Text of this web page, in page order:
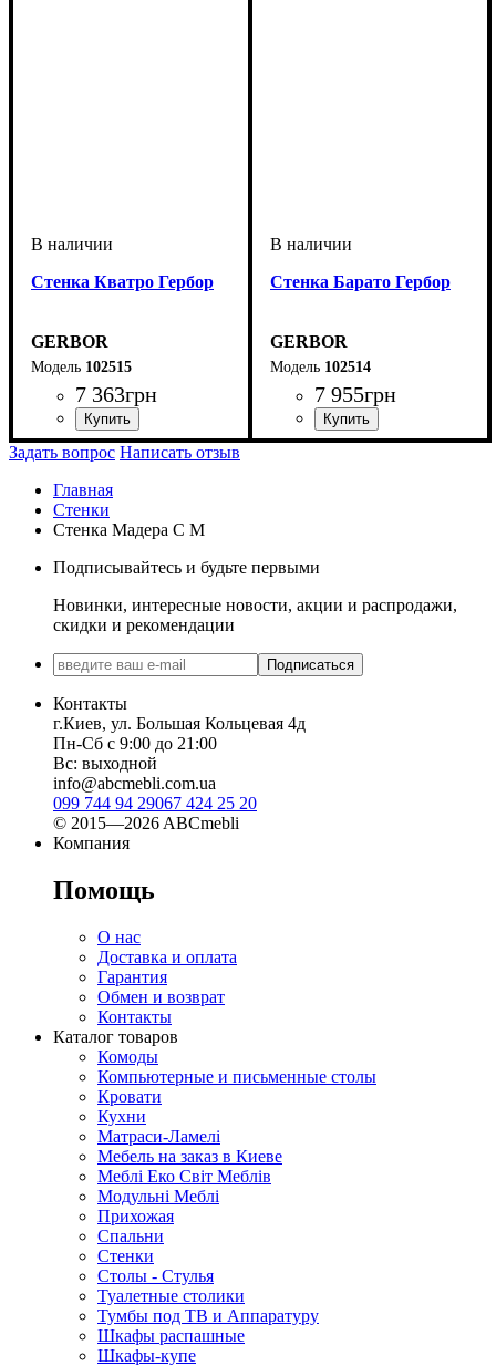
Стенка Кватро Гербор
GERBOR
102515
7 363грн
ширина, мм: 2000
высота, мм: 1780
глубина, мм: 410
Стенка Барато Гербор
GERBOR
102514
7 955грн
ширина, мм: 2400
высота, мм: 1700
глубина, мм: 400
Задать вопрос Написать отзыв
Главная
Стенки
Стенка Мадера С М
Подписывайтесь и будьте первыми
Новинки, интересные новости, акции и распродажи,
скидки и рекомендации
Подписаться
Контакты
г.Киев, ул. Большая Кольцевая 4д
Пн-Сб с 9:00 до 21:00
Вс: выходной
info@abcmebli.com.ua
099 744 94 29067 424 25 20
© 2015—2026 ABCmebli
Компания
Помощь
О нас
Доставка и оплата
Гарантия
Обмен и возврат
Контакты
Каталог товаров
Комоды
Компьютерные и письменные столы
Кровати
Кухни
Матраси-Ламелі
Мебель на заказ в Киеве
Меблі Еко Світ Меблів
Модульні Меблі
Прихожая
Спальни
Стенки
Столы - Стулья
Туалетные столики
Тумбы под ТВ и Аппаратуру
Шкафы распашные
Шкафы-купе